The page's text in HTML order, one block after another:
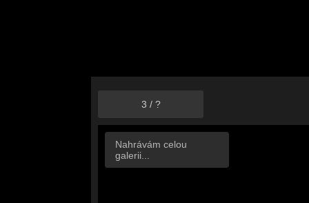
Nahrávám celou
galerii...
3 / ?